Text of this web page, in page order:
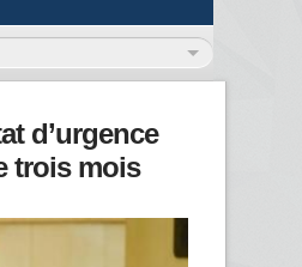
d’urgence
trois mois